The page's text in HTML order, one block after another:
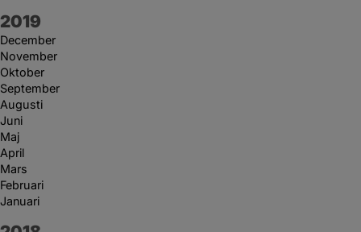
År:
2019
December
November
Oktober
September
Augusti
Juni
Maj
April
Mars
Februari
Januari